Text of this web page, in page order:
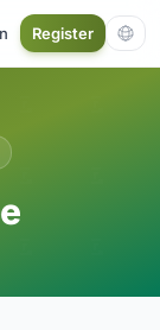
Register